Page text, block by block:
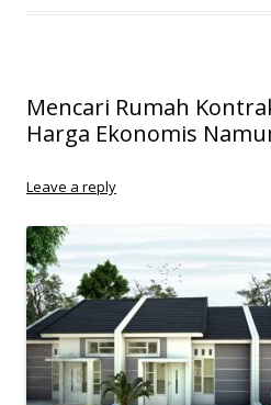
Mencari Rumah
Harga Ekonomis
Leave a reply